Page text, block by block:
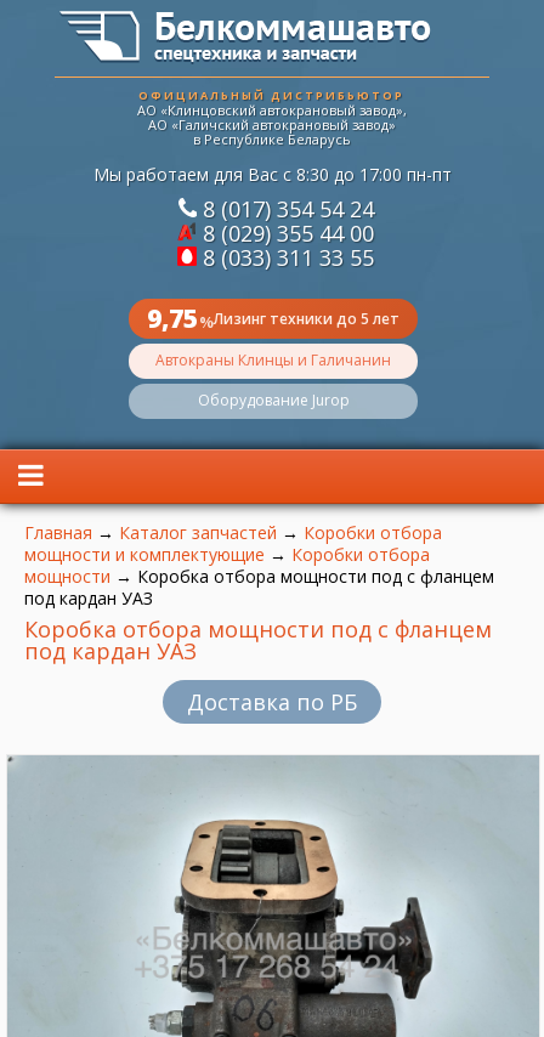
ОФИЦИАЛЬНЫЙ ДИСТРИБЬЮТОР
АО «Клинцовский автокрановый завод»,
АО «Галичский автокрановый завод»
в Республике Беларусь
Мы работаем для Вас с 8:30 до 17:00 пн-пт
8 (017) 354 54 24
8 (029) 355 44 00
8 (033) 311 33 55
9,75%Лизинг техники до 5 лет
Автокраны Клинцы и Галичанин
Оборудование Jurop
Вы здесь
Главная → Каталог запчастей → Коробки отбора
мощности и комплектующие → Коробки отбора
мощности → Коробка отбора мощности под с фланцем
под кардан УАЗ
Коробка отбора мощности под с фланцем
под кардан УАЗ
Доставка по РБ